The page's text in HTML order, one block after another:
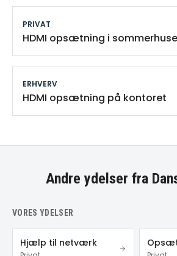
PRIVAT
HDMI opsætning i
ERHVERV
HDMI opsætning på kontoret
Andre ydelser fra
VORES YDELSER
Hjælp til netværk